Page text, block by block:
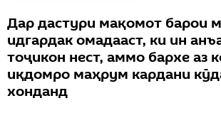
Дар дастури мақомот барои
идгардак омадааст, ки ин
тоҷикон нест, аммо бархе аз
иқдомро маҳрум кардани
хонданд